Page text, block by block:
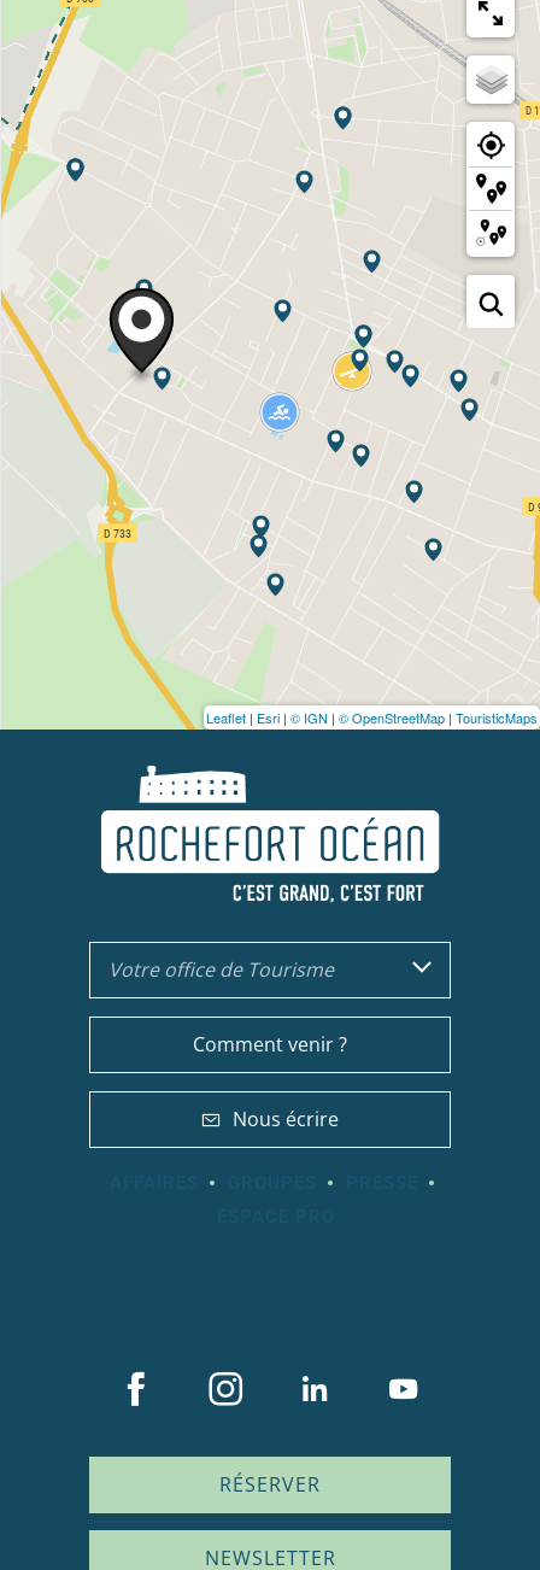
Leaflet | Esri | © IGN | © OpenStreetMap | TouristicMaps
Votre office de Tourisme
Comment venir ?
Nous écrire
RÉSERVER
NEWSLETTER